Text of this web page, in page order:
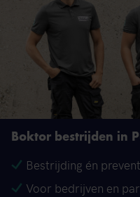
Boktor bestrijden in
Bestrijding én
Voor bedrijven en